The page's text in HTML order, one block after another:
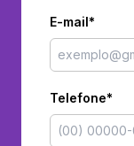
E-mail*
Telefone*